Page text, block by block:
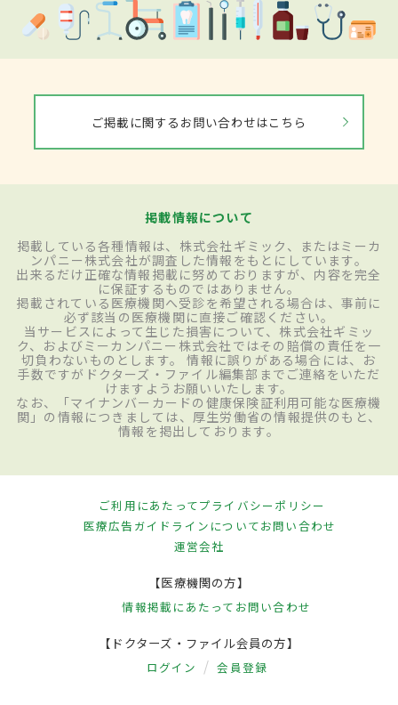
ご掲載に関するお問い合わせはこちら
掲載情報について
掲載している各種情報は、株式会社ギミック、またはミーカ
ンパニー株式会社が調査した情報をもとにしています。
出来るだけ正確な情報掲載に努めておりますが、内容を完全
に保証するものではありません。
掲載されている医療機関へ受診を希望される場合は、事前に
必ず該当の医療機関に直接ご確認ください。
当サービスによって生じた損害について、株式会社ギミッ
ク、およびミーカンパニー株式会社ではその賠償の責任を一
切負わないものとします。 情報に誤りがある場合には、お
手数ですがドクターズ・ファイル編集部までご連絡をいただ
けますようお願いいたします。
なお、「マイナンバーカードの健康保険証利用可能な医療機
関」の情報につきましては、厚生労働省の情報提供のもと、
情報を掲出しております。
ご利用にあたってプライバシーポリシー
医療広告ガイドラインについてお問い合わせ
運営会社
【医療機関の方】
情報掲載にあたって お問い合わせ
【ドクターズ・ファイル会員の方】
ログイン 会員登録